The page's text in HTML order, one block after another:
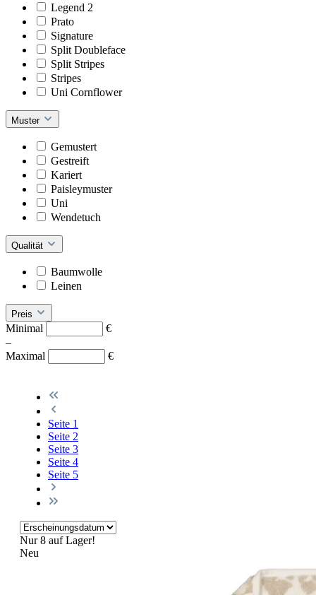
Legend 2
Prato
Signature
Split Doubleface
Split Stripes
Stripes
Uni Cornflower
Muster
Gemustert
Gestreift
Kariert
Paisleymuster
Uni
Wendetuch
Qualität
Baumwolle
Leinen
Preis
Minimal
€
–
Maximal
€
Seite 1
Seite 2
Seite 3
Seite 4
Seite 5
Nur 8 auf Lager!
Neu